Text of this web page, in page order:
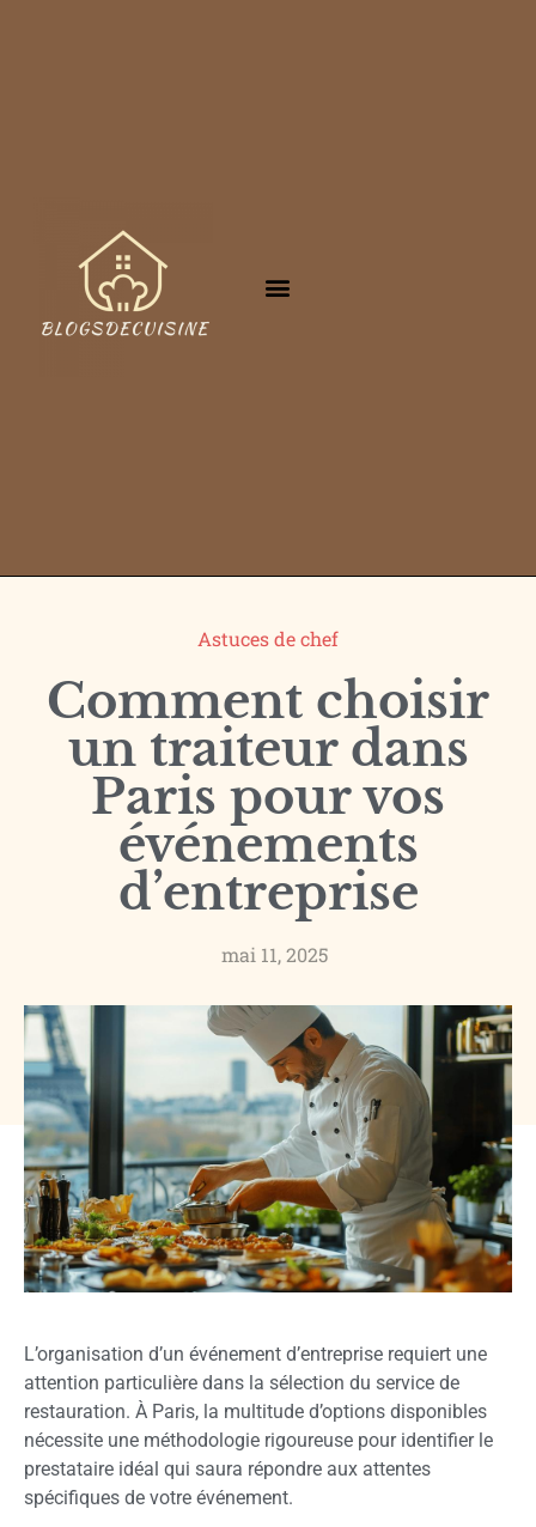
Astuces de chef
Comment choisir
un traiteur dans
Paris pour vos
événements
d’entreprise
mai 11, 2025
L’organisation d’un événement d’entreprise requiert une
attention particulière dans la sélection du service de
restauration. À Paris, la multitude d’options disponibles
nécessite une méthodologie rigoureuse pour identifier le
prestataire idéal qui saura répondre aux attentes
spécifiques de votre événement.